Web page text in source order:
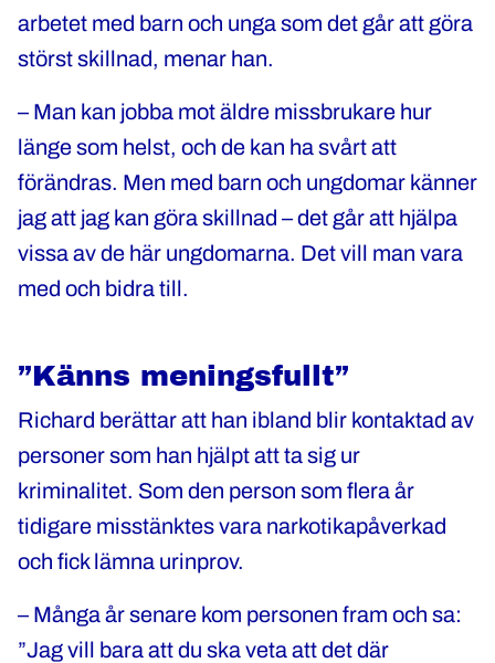
arbetet med barn och unga som det går att göra
störst skillnad, menar han.
– Man kan jobba mot äldre missbrukare hur
länge som helst, och de kan ha svårt att
förändras. Men med barn och ungdomar känner
jag att jag kan göra skillnad – det går att hjälpa
vissa av de här ungdomarna. Det vill man vara
med och bidra till.
”Känns meningsfullt”
Richard berättar att han ibland blir kontaktad av
personer som han hjälpt att ta sig ur
kriminalitet. Som den person som flera år
tidigare misstänktes vara narkotikapåverkad
och fick lämna urinprov.
– Många år senare kom personen fram och sa:
”Jag vill bara att du ska veta att det där